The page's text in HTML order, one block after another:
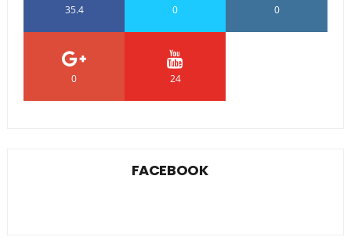
35.4 0 0
0 24
FACEBOOK